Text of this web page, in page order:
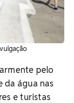
pelo
da água nas
e turistas